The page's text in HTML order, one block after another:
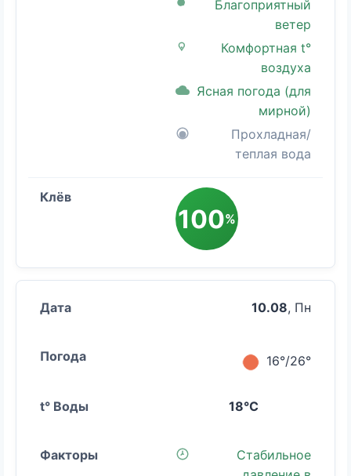
Благоприятный
ветер
Комфортная t°
воздуха
Ясная погода (для
мирной)
Прохладная/
теплая вода
100%
10.08, Пн
16°/26°
18°C
Стабильное